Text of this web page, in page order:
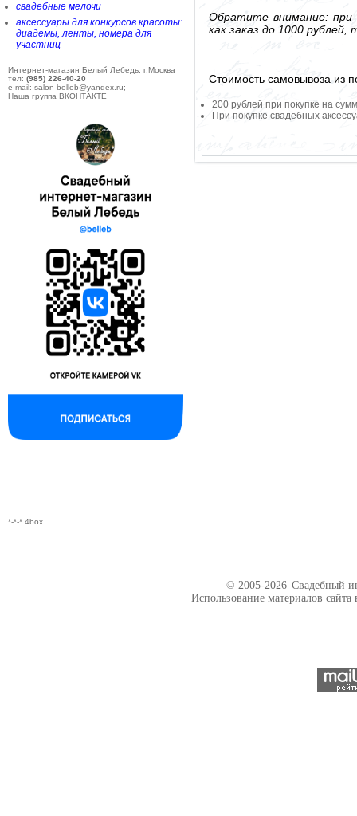
свадебные мелочи
аксессуары для конкурсов красоты:
диадемы, ленты, номера для
участниц
Интернет-магазин Белый Лебедь, г.Москва
тел: (985) 226-40-20
e-mail: salon-belleb@yandex.ru;
Наша группа ВКОНТАКТЕ
--------------------------
*-*-* 4box
Обратите внимание: при
как заказ до 1000
Стоимость самовывоза из
200 рублей при покупке на
При покупке свадебных
© 2005-2026 Свадебный
Использование материалов